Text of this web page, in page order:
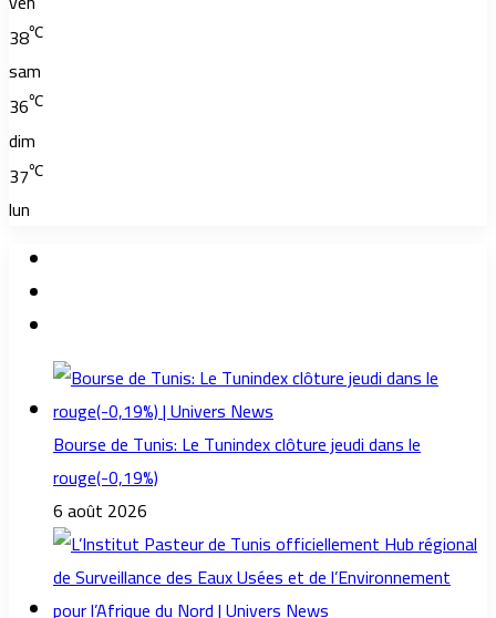
38℃
sam
36℃
dim
37℃
lun
Bourse de Tunis: Le Tunindex clôture jeudi dans le
rouge(-0,19%)
6 août 2026